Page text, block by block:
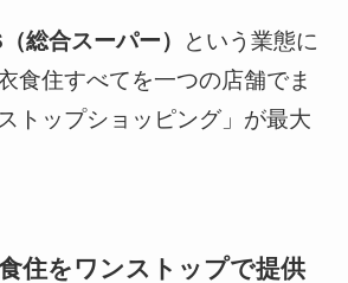
総合スーパー）
という業態に
食住すべてを一つの店舗でま
トップショッピング」が最大
住をワンストップで提供